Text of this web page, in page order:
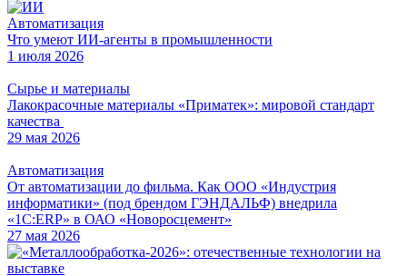
Автоматизация
Что умеют ИИ-агенты в промышленности
1 июля 2026
Сырье и материалы
Лакокрасочные материалы «Приматек»: мировой стандарт
качества
29 мая 2026
Автоматизация
От автоматизации до фильма. Как ООО «Индустрия
информатики» (под брендом ГЭНДАЛЬФ) внедрила
«1С:ERP» в ОАО «Новоросцемент»
27 мая 2026